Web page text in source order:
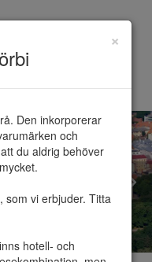
×
Den inkorporerar
och
du aldrig behöver
som vi erbjuder. Titta
hotell- och